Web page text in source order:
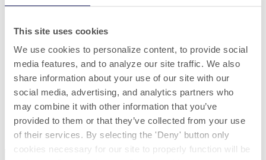
This site uses cookies
We use cookies to personalize content, to provide social
media features, and to analyze our site traffic. We also
share information about your use of our site with our
social media, advertising, and analytics partners who
may combine it with other information that you’ve
provided to them or that they’ve collected from your use
of their services. By selecting the 'Deny' button only
cookies necessary for our site to properly function will be
Hochgeschwindigkeits-Laner
Hochgeschwindigkeits-Laner